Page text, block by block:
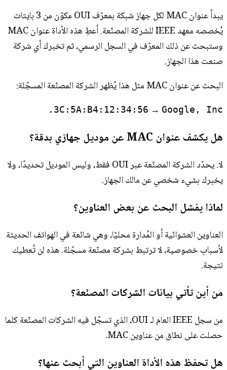
يبدأ عنوان MAC لكل جهاز شبكة بمعرّف OUI مكوّن من 3 بايتات
يُخصصه معهد IEEE للشركة المصنّعة. أعطِ هذه الأداة عنوان MAC
وستبحث عن ذلك المعرّف في السجل الرسمي، ثم تخبرك أي شركة
صنعت هذا الجهاز.
البحث عن عنوان MAC مثل هذا يُظهر الشركة المصنّعة المسجّلة:
3C:5A:B4:12:34:56 → Google, Inc.
هل يكشف عنوان MAC عن موديل جهازي بدقة؟
لا. يحدّد الشركة المصنّعة عبر OUI فقط، وليس الموديل تحديدًا، ولا
يخبرك بشيء شخصي عن مالك الجهاز.
لماذا يفشل البحث عن بعض العناوين؟
العناوين العشوائية أو المُدارة محليًا، وهي شائعة في الهواتف الحديثة
لأسباب خصوصية، لا ترتبط بشركة مصنّعة مسجّلة. هذه لن تُعطيك
نتيجة.
من أين تأتي بيانات الشركات المصنّعة؟
من سجل IEEE العام لـ OUI، الذي تسجّل فيه الشركات المصنّعة كلما
حصلت على نطاق من عناوين MAC.
هل تحفظ هذه الأداة العناوين التي أبحث عنها؟